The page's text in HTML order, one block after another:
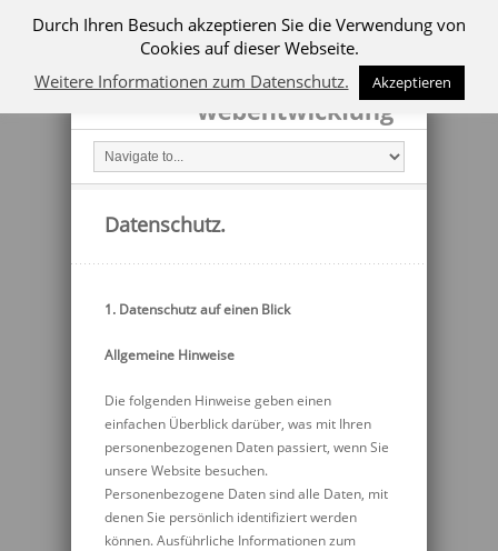
Datenschutz.
1. Datenschutz auf einen Blick
Allgemeine Hinweise
Die folgenden Hinweise geben einen
einfachen Überblick darüber, was mit Ihren
personenbezogenen Daten passiert, wenn Sie
unsere Website besuchen.
Personenbezogene Daten sind alle Daten, mit
denen Sie persönlich identifiziert werden
können. Ausführliche Informationen zum
Durch Ihren Besuch akzeptieren Sie die Verwendung von
Cookies auf dieser Webseite.
Weitere Informationen zum Datenschutz.
Akzeptieren